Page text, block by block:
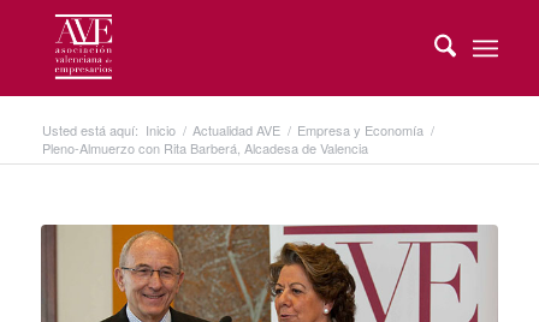
Usted está aquí: Inicio / Actualidad AVE / Empresa y Economía /
Pleno-Almuerzo con Rita Barberá, Alcadesa de Valencia